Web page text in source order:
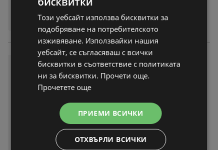
Интериорни решения за уют
ен и модерен дом в Como с в
Изтекла валидност на:
Този уебсайт използва бисквитки за
подобряване на потребителското
изживяване. Използвайки нашия
уебсайт, се съгласяваш с всички
бисквитки в съответствие с политиката
ни за бисквитки. Прочети още.
Прочетете още
ПРИЕМИ ВСИЧКИ
ОТХВЪРЛИ ВСИЧКИ